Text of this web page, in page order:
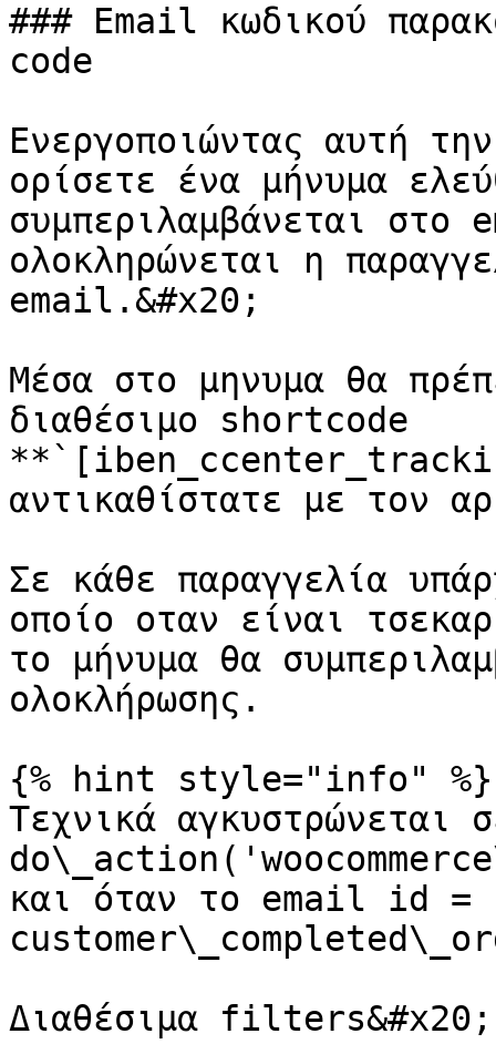
### Email κωδικού
code
Ενεργοποιώντας αυτή
ορίσετε ένα μήνυμα
συμπεριλαμβάνεται στο
ολοκληρώνεται η
email.&#x20;
Μέσα στο μηνυμα θα
διαθέσιμο shortcode
αντικαθίστατε με τον
Σε κάθε παραγγελία
οποίο οταν είναι
το μήνυμα θα
ολοκλήρωσης.
{% hint style="info" %}
Τεχνικά αγκυστρώνεται
και όταν το email id =
Διαθέσιμα filters&#x20;